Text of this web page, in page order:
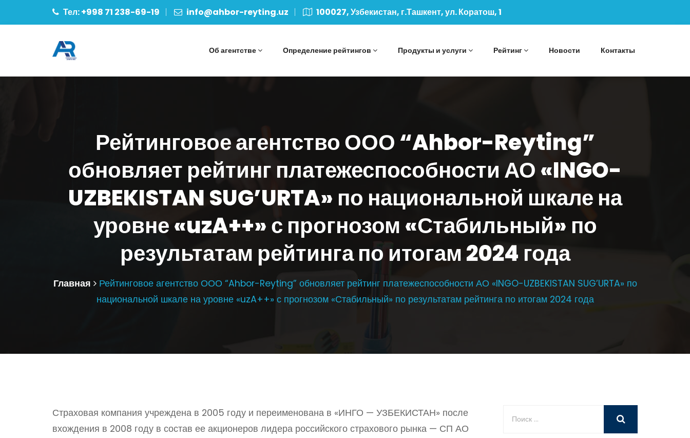
Тел: +998 71 238-69-19 info@ahbor-reyting.uz 100027, Узбекистан, г.Ташкент, ул. Коратош, 1
Об агентстве Определение рейтингов Продукты и услуги Рейтинг Новости Контакты
Рейтинговое агентство ООО “Ahbor-Reyting”
обновляет рейтинг платежеспособности АО «INGO-
UZBEKISTAN SUG’URTA» по национальной шкале на
уровне «uzA++» с прогнозом «Стабильный» по
результатам рейтинга по итогам 2024 года
Главная
Рейтинговое агентство ООО “Ahbor-Reyting” обновляет рейтинг платежеспособности АО «INGO-UZBEKISTAN SUG’URTA» по
национальной шкале на уровне «uzA++» с прогнозом «Стабильный» по результатам рейтинга по итогам 2024 года
Страховая компания учреждена в 2005 году и переименована в «ИНГО — УЗБЕКИСТАН» после
вхождения в 2008 году в состав ее акционеров лидера российского страхового рынка — СП АО